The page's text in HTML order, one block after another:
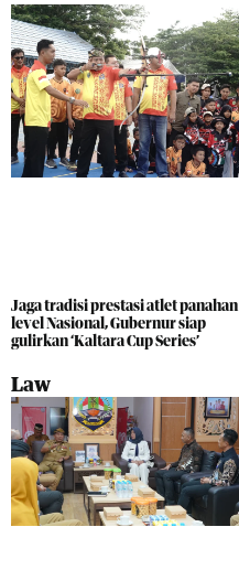
Jaga tradisi prestasi atlet panahan
level Nasional, Gubernur siap
gulirkan ‘Kaltara Cup Series’
Law